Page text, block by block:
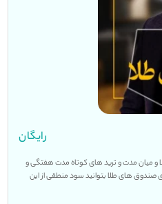
رایگان
و میان مدت و ترید های کوتاه مدت هفتگی و
صندوق های طلا بتوانید سود منطقی از این